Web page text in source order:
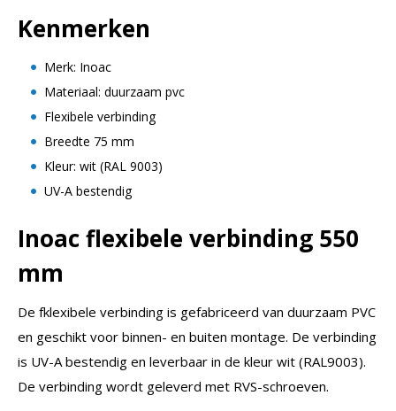
Kenmerken
Merk: Inoac
Materiaal: duurzaam pvc
Flexibele verbinding
Breedte 75 mm
Kleur: wit (RAL 9003)
UV-A bestendig
Inoac flexibele verbinding 550
mm
De fklexibele verbinding is gefabriceerd van duurzaam PVC
en geschikt voor binnen- en buiten montage. De verbinding
is UV-A bestendig en leverbaar in de kleur wit (RAL9003).
De verbinding wordt geleverd met RVS-schroeven.